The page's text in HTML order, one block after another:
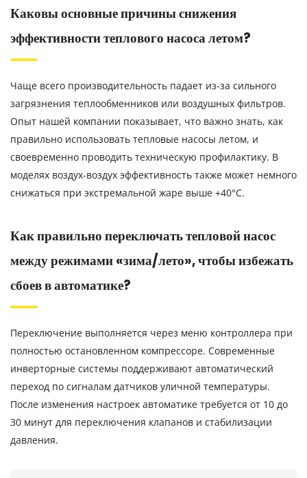
Каковы основные причины снижения
эффективности теплового насоса летом?
Чаще всего производительность падает из-за сильного
загрязнения теплообменников или воздушных фильтров.
Опыт нашей компании показывает, что важно знать, как
правильно использовать тепловые насосы летом, и
своевременно проводить техническую профилактику. В
моделях воздух-воздух эффективность также может немного
снижаться при экстремальной жаре выше +40°C.
Как правильно переключать тепловой насос
между режимами «зима/лето», чтобы избежать
сбоев в автоматике?
Переключение выполняется через меню контроллера при
полностью остановленном компрессоре. Современные
инверторные системы поддерживают автоматический
переход по сигналам датчиков уличной температуры.
После изменения настроек автоматике требуется от 10 до
30 минут для переключения клапанов и стабилизации
давления.